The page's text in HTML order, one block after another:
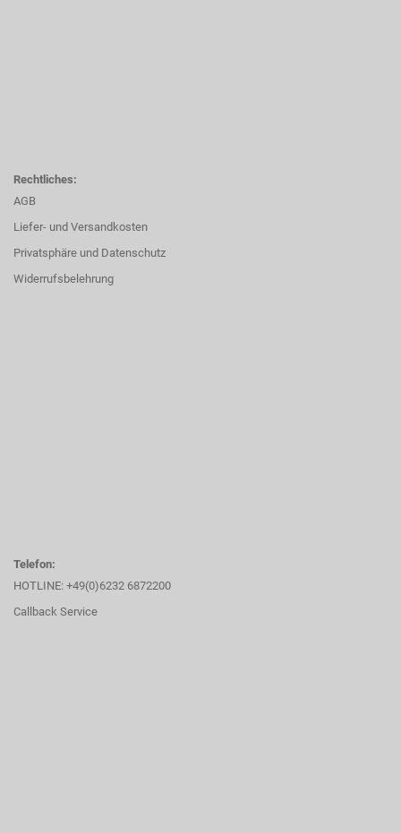
Rechtliches:
AGB
Liefer- und Versandkosten
Privatsphäre und Datenschutz
Widerrufsbelehrung
Telefon:
HOTLINE: +49(0)6232 6872200
Callback Service